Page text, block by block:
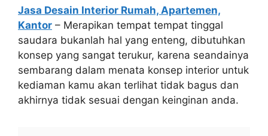
Jasa Desain Interior Rumah, Apartemen,
Kantor – Merapikan tempat tempat tinggal
saudara bukanlah hal yang enteng, dibutuhkan
konsep yang sangat terukur, karena seandainya
sembarang dalam menata konsep interior untuk
kediaman kamu akan terlihat tidak bagus dan
akhirnya tidak sesuai dengan keinginan anda.